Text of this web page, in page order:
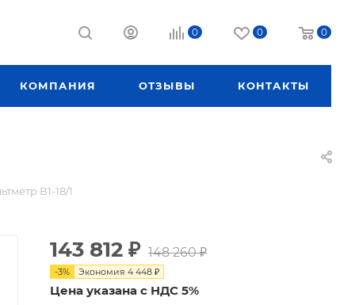
0 0 0
КОМПАНИЯ ОТЗЫВЫ КОНТАКТЫ
В1-18/1
143 812 ₽ 148 260₽
-3% Экономия 4 448 ₽
Цена указана с НДС 5%